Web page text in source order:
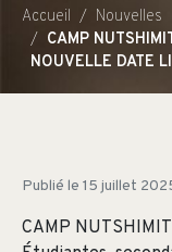
Accueil
Nouvelles
CAMP
NOUVELLE DATE
Publié le 15 juillet
CAMP